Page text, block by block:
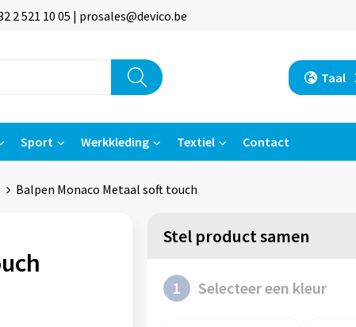
2 521 10 05 | prosales@devico.be
Taal
Sport Werkkleding Textiel Contact
Balpen Monaco Metaal soft touch
Stel product samen
1 Selecteer een kleur